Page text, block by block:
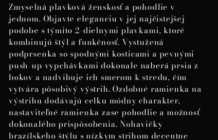
do
košíka
Zmyselná plavková ženskosť a pohodlie v
jednom. Objavte eleganciu v jej najčistejšej
podobe s týmito 2-dielnymi plavkami, ktoré
kombinujú štýl a funkčnosť. Vystužená
podprsenka so spodnými kosticami a pevnými
push-up vypchávkami dokonale naberá prsia z
bokov a nadvihuje ich smerom k stredu, čím
vytvára pôsobivý výstrih. Ozdobné ramienka na
výstrihu dodávajú celku módny charakter,
nastaviteľné ramienka zase pohodlie a možnosť
dokonalého prispôsobenia. Nohavičky
brazílskeho štýlu s nízkym strihom decentne